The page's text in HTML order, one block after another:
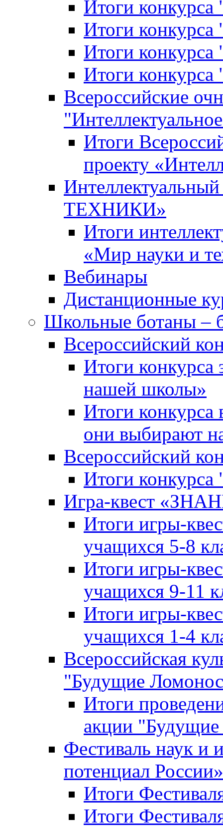
Итоги
Итоги конкурса
Итоги
Итоги
Всероссийские
Итоги
проекту
ТЕХНИКИ»
Итоги
«Мир науки и
Вебинары
Дистанционные
Школьные ботаны –
Всероссийский
Итоги
нашей школы»
Итоги конкурса
они выбирают
Всероссийский
Итоги
Игра-квест
Итоги игры-
учащихся 5-8
Итоги игры-
учащихся 9-11
Итоги игры-
учащихся 1-4
Всероссийская
"Будущие
Итоги
акции
Фестиваль наук и
потенциал России»
Итоги
Итоги